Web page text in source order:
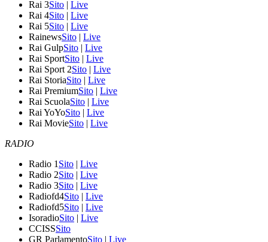
Rai 3Sito | Live
Rai 4Sito | Live
Rai 5Sito | Live
RainewsSito | Live
Rai GulpSito | Live
Rai SportSito | Live
Rai Sport 2Sito | Live
Rai StoriaSito | Live
Rai PremiumSito | Live
Rai ScuolaSito | Live
Rai YoYoSito | Live
Rai MovieSito | Live
RADIO
Radio 1 Sito | Live
Radio 2Sito | Live
Radio 3Sito | Live
Radiofd4Sito | Live
Radiofd5Sito | Live
IsoradioSito | Live
CCISSSito
GR ParlamentoSito | Live